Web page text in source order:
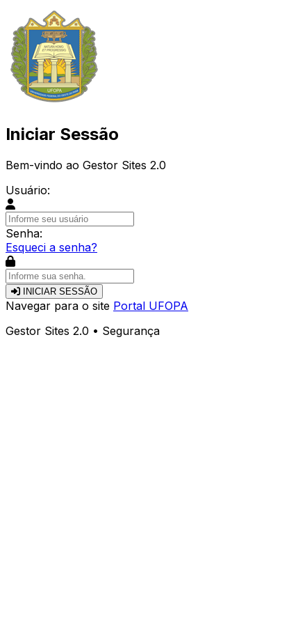
Iniciar Sessão
Bem-vindo ao Gestor Sites 2.0
Usuário:
Senha:
Esqueci a senha?
INICIAR SESSÃO
Navegar para o site Portal UFOPA
Gestor Sites 2.0 • Segurança